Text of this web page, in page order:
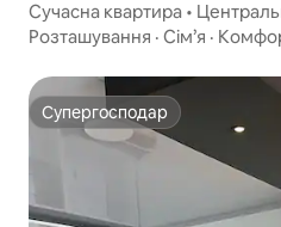
Сучасна квартира •
900 Мбіт/с
Розташування · Сім’я ·
Супергосподар
Супергосподар